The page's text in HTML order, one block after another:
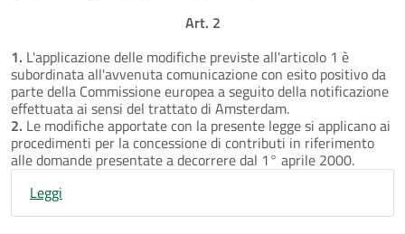
Art. 2
1. L'applicazione delle modifiche previste all'articolo 1 è
subordinata all'avvenuta comunicazione con esito positivo da
parte della Commissione europea a seguito della notificazione
effettuata ai sensi del trattato di Amsterdam.
2. Le modifiche apportate con la presente legge si applicano ai
procedimenti per la concessione di contributi in riferimento
alle domande presentate a decorrere dal 1° aprile 2000.
Leggi